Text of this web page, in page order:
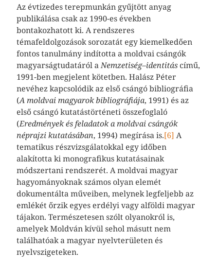
Az évtizedes terepmunkán gyűjtött anyag
publikálása csak az 1990-es években
bontakozhatott ki. A rendszeres
témafeldolgozások sorozatát egy kiemelkedően
fontos tanulmány indította a moldvai csángók
magyarságtudatáról aNemzetiség–identitás című,
1991-ben megjelent kötetben. Halász Péter
nevéhez kapcsolódik az első csángó bibliográfia
(A moldvai magyarok bibliográfiája, 1991) és az
első csángó kutatástörténeti összefoglaló
(Eredmények és feladatok a moldvai csángók
néprajzi kutatásában, 1994) megírása is.[6] A
tematikus részvizsgálatokkal egy időben
alakította ki monografikus kutatásainak
módszertani rendszerét. A moldvai magyar
hagyományoknak számos olyan elemét
dokumentálta műveiben, melynek legfeljebb az
emlékét őrzik egyes erdélyi vagy alföldi magyar
tájakon. Természetesen szólt olyanokról is,
amelyek Moldván kívül sehol másutt nem
találhatóak a magyar nyelvterületen és
nyelvszigeteken.